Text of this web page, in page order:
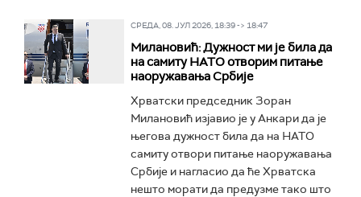
СРЕДА, 08. ЈУЛ 2026, 18:39 -> 18:47
Милановић: Дужност ми је била да
на самиту НАТО отворим питање
наоружавања Србије
Хрватски председник Зоран
Милановић изјавио је у Анкари да је
његова дужност била да на НАТО
самиту отвори питање наоружавања
Србије и нагласио да ће Хрватска
нешто морати да предузме тако што